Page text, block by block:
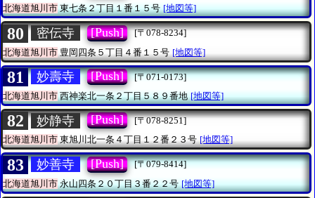
北海道旭川市東七条２丁目１番１５号 [地図等]
80 密伝寺 [Push]
[〒078-8234]
北海道旭川市 豊岡四条５丁目４番１５号 [地図等]
81 妙壽寺 [Push]
[〒071-0173]
北海道旭川市西神楽北一条２丁目５８９番地 [地図等]
82 妙静寺 [Push]
[〒078-8251]
北海道旭川市東旭川北一条４丁目１２番２３号 [地図等]
83 妙善寺 [Push]
[〒079-8414]
北海道旭川市永山四条２０丁目３番２２号 [地図等]